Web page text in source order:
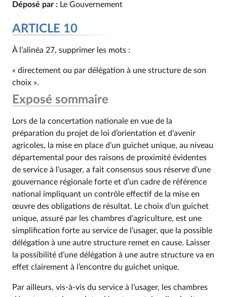
Déposé par : Le Gouvernement
ARTICLE 10
À l’alinéa 27, supprimer les mots :
« directement ou par délégation à une structure de son
choix ».
Exposé sommaire
Lors de la concertation nationale en vue de la
préparation du projet de loi d’orientation et d’avenir
agricoles, la mise en place d’un guichet unique, au niveau
départemental pour des raisons de proximité évidentes
de service à l’usager, a fait consensus sous réserve d’une
gouvernance régionale forte et d’un cadre de référence
national impliquant un contrôle effectif de la mise en
œuvre des obligations de résultat. Le choix d’un guichet
unique, assuré par les chambres d’agriculture, est une
simplification forte au service de l’usager, que la possible
délégation à une autre structure remet en cause. Laisser
la possibilité d’une délégation à une autre structure va en
effet clairement à l’encontre du guichet unique.
Par ailleurs, vis-à-vis du service à l’usager, les chambres